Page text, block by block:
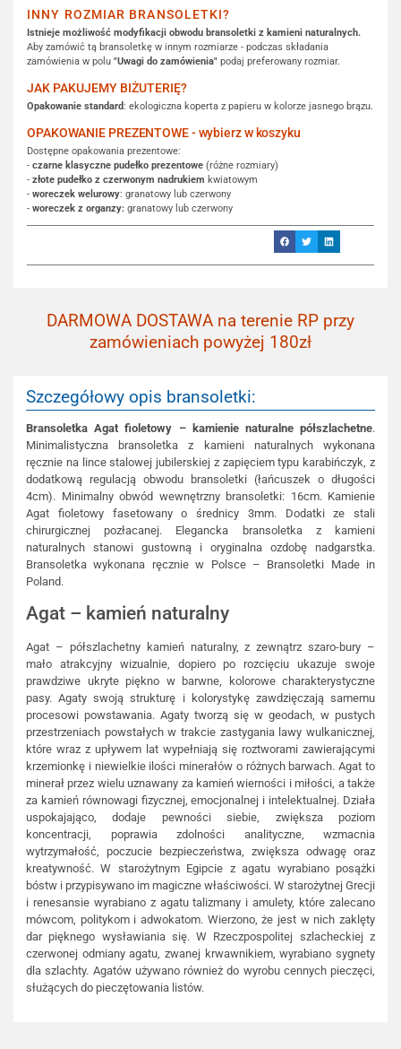
INNY ROZMIAR BRANSOLETKI?
Istnieje możliwość modyfikacji obwodu bransoletki z kamieni naturalnych.
Aby zamówić tą bransoletkę w innym rozmiarze - podczas składania
zamówienia w polu "Uwagi do zamówienia" podaj preferowany rozmiar.
JAK PAKUJEMY BIŻUTERIĘ?
Opakowanie standard: ekologiczna koperta z papieru w kolorze jasnego brązu.
OPAKOWANIE PREZENTOWE - wybierz w koszyku
Dostępne opakowania prezentowe:
- czarne klasyczne pudełko prezentowe (różne rozmiary)
- złote pudełko z czerwonym nadrukiem kwiatowym
- woreczek welurowy: granatowy lub czerwony
- woreczek z organzy: granatowy lub czerwony
DARMOWA DOSTAWA na terenie RP przy
zamówieniach powyżej 180zł
Szczegółowy opis bransoletki:
Bransoletka Agat fioletowy – kamienie naturalne półszlachetne.
Minimalistyczna bransoletka z kamieni naturalnych wykonana
ręcznie na lince stalowej jubilerskiej z zapięciem typu karabińczyk, z
dodatkową regulacją obwodu bransoletki (łańcuszek o długości
4cm). Minimalny obwód wewnętrzny bransoletki: 16cm. Kamienie
Agat fioletowy fasetowany o średnicy 3mm. Dodatki ze stali
chirurgicznej pozłacanej. Elegancka bransoletka z kamieni
naturalnych stanowi gustowną i oryginalna ozdobę nadgarstka.
Bransoletka wykonana ręcznie w Polsce – Bransoletki Made in
Poland.
Agat – kamień naturalny
Agat – półszlachetny kamień naturalny, z zewnątrz szaro-bury –
mało atrakcyjny wizualnie, dopiero po rozcięciu ukazuje swoje
prawdziwe ukryte piękno w barwne, kolorowe charakterystyczne
pasy. Agaty swoją strukturę i kolorystykę zawdzięczają samemu
procesowi powstawania. Agaty tworzą się w geodach, w pustych
przestrzeniach powstałych w trakcie zastygania lawy wulkanicznej,
które wraz z upływem lat wypełniają się roztworami zawierającymi
krzemionkę i niewielkie ilości minerałów o różnych barwach. Agat to
minerał przez wielu uznawany za kamień wierności i miłości, a także
za kamień równowagi fizycznej, emocjonalnej i intelektualnej. Działa
uspokajająco, dodaje pewności siebie, zwiększa poziom
koncentracji, poprawia zdolności analityczne, wzmacnia
wytrzymałość, poczucie bezpieczeństwa, zwiększa odwagę oraz
kreatywność. W starożytnym Egipcie z agatu wyrabiano posążki
bóstw i przypisywano im magiczne właściwości. W starożytnej Grecji
i renesansie wyrabiano z agatu talizmany i amulety, które zalecano
mówcom, politykom i adwokatom. Wierzono, że jest w nich zaklęty
dar pięknego wysławiania się. W Rzeczpospolitej szlacheckiej z
czerwonej odmiany agatu, zwanej krwawnikiem, wyrabiano sygnety
dla szlachty. Agatów używano również do wyrobu cennych pieczęci,
służących do pieczętowania listów.